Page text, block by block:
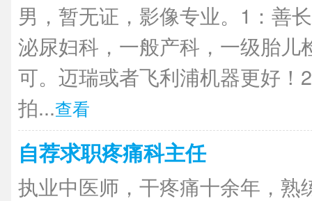
男，暂无证，影像专业。1：善
泌尿妇科，一般产科，一级胎儿
可。迈瑞或者飞利浦机器更好！
拍...查看
自荐求职疼痛科主任
执业中医师，干疼痛十余年，熟